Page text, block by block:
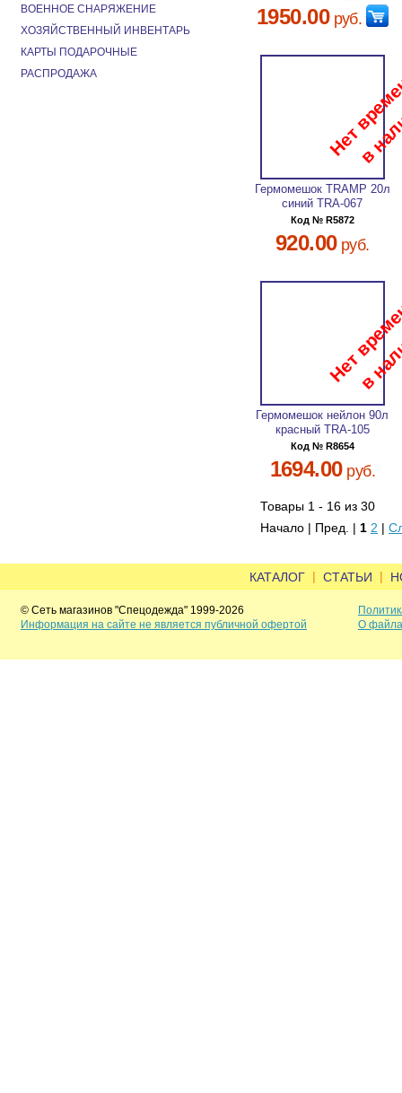
1950.00руб.
Гермомешок TRAMP 20л
синий TRA-067
Код № R5872
920.00руб.
Гермомешок нейлон 90л
красный TRA-105
Код № R8654
1694.00руб.
Товары 1 - 16 из 30
Начало | Пред. | 1 2 |
ВОЕННОЕ СНАРЯЖЕНИЕ
ХОЗЯЙСТВЕННЫЙ ИНВЕНТАРЬ
КАРТЫ ПОДАРОЧНЫЕ
РАСПРОДАЖА
КАТАЛОГ | СТАТЬИ |
© Сеть магазинов "Спецодежда" 1999-2026
Информация на сайте не является публичной офертой
О